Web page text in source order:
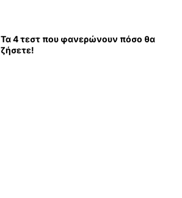
Τα 4 τεστ που φανερώνουν πόσο θα
ζήσετε!